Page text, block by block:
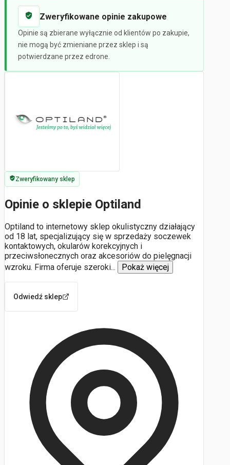
Zweryfikowane opinie zakupowe
Opinie są zbierane wyłącznie od klientów po zakupie,
nie mogą być zmieniane przez sklep i są
potwierdzane przez edrone.
Zweryfikowany sklep
Opinie o sklepie Optiland
Optiland to internetowy sklep okulistyczny działający
od 18 lat, specjalizujący się w sprzedaży soczewek
kontaktowych, okularów korekcyjnych i
przeciwsłonecznych oraz akcesoriów do pielęgnacji
wzroku. Firma oferuje szeroki... Pokaż więcej
Odwiedź sklep